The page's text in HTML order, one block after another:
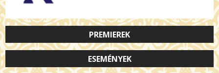
PREMIEREK
ESEMÉNYEK